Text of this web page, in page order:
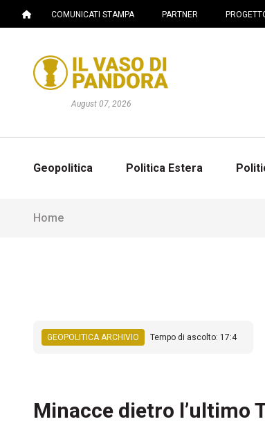
COMUNICATI STAMPA PARTNER
August 07, 2026
Geopolitica Politica Estera
Home
GEOPOLITICA ARCHIVIO Tempo di ascolto: 17:4
Minacce dietro l’ultimo